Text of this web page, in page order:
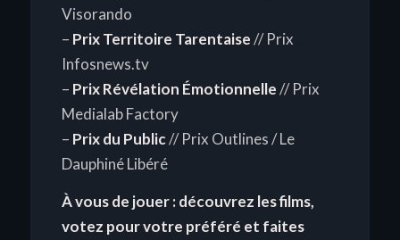
Visorando
– Prix Territoire Tarentaise// Prix
Infosnews.tv
– Prix Révélation Émotionnelle// Prix
Medialab Factory
– Prix du Public// Prix Outlines / Le
Dauphiné Libéré
À vous de jouer : découvrez les films,
votez pour votre préféré et faites